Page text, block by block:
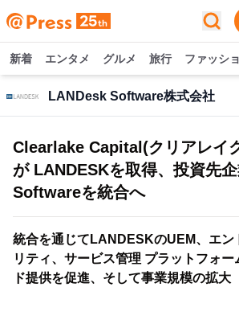
新着 エンタメ グルメ 旅行 ファッシ
LANDesk Software株式会社
Clearlake Capital(クリアレイ
が LANDESKを取得、投資先
Softwareを統合へ
統合を通じてLANDESKのUEM、エン
リティ、サービス管理 プラットフォー
ド提供を促進、そして事業規模の拡大